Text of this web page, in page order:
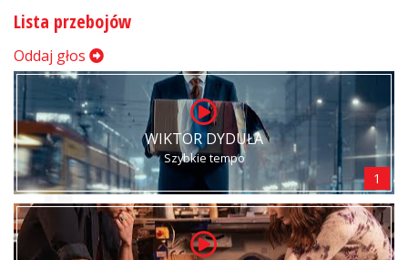
Lista przebojów
Oddaj głos
WIKTOR DYDUŁA
Szybkie tempo
1